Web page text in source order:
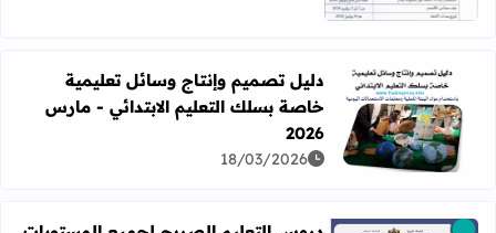
اقرأ المزيد عن دليل تصميم وإنتاج وسائل تعليمية خاصة بسلك
دليل تصميم وإنتاج وسائل تعليمية
خاصة بسلك التعليم الابتدائي - مارس
2026
18/03/2026